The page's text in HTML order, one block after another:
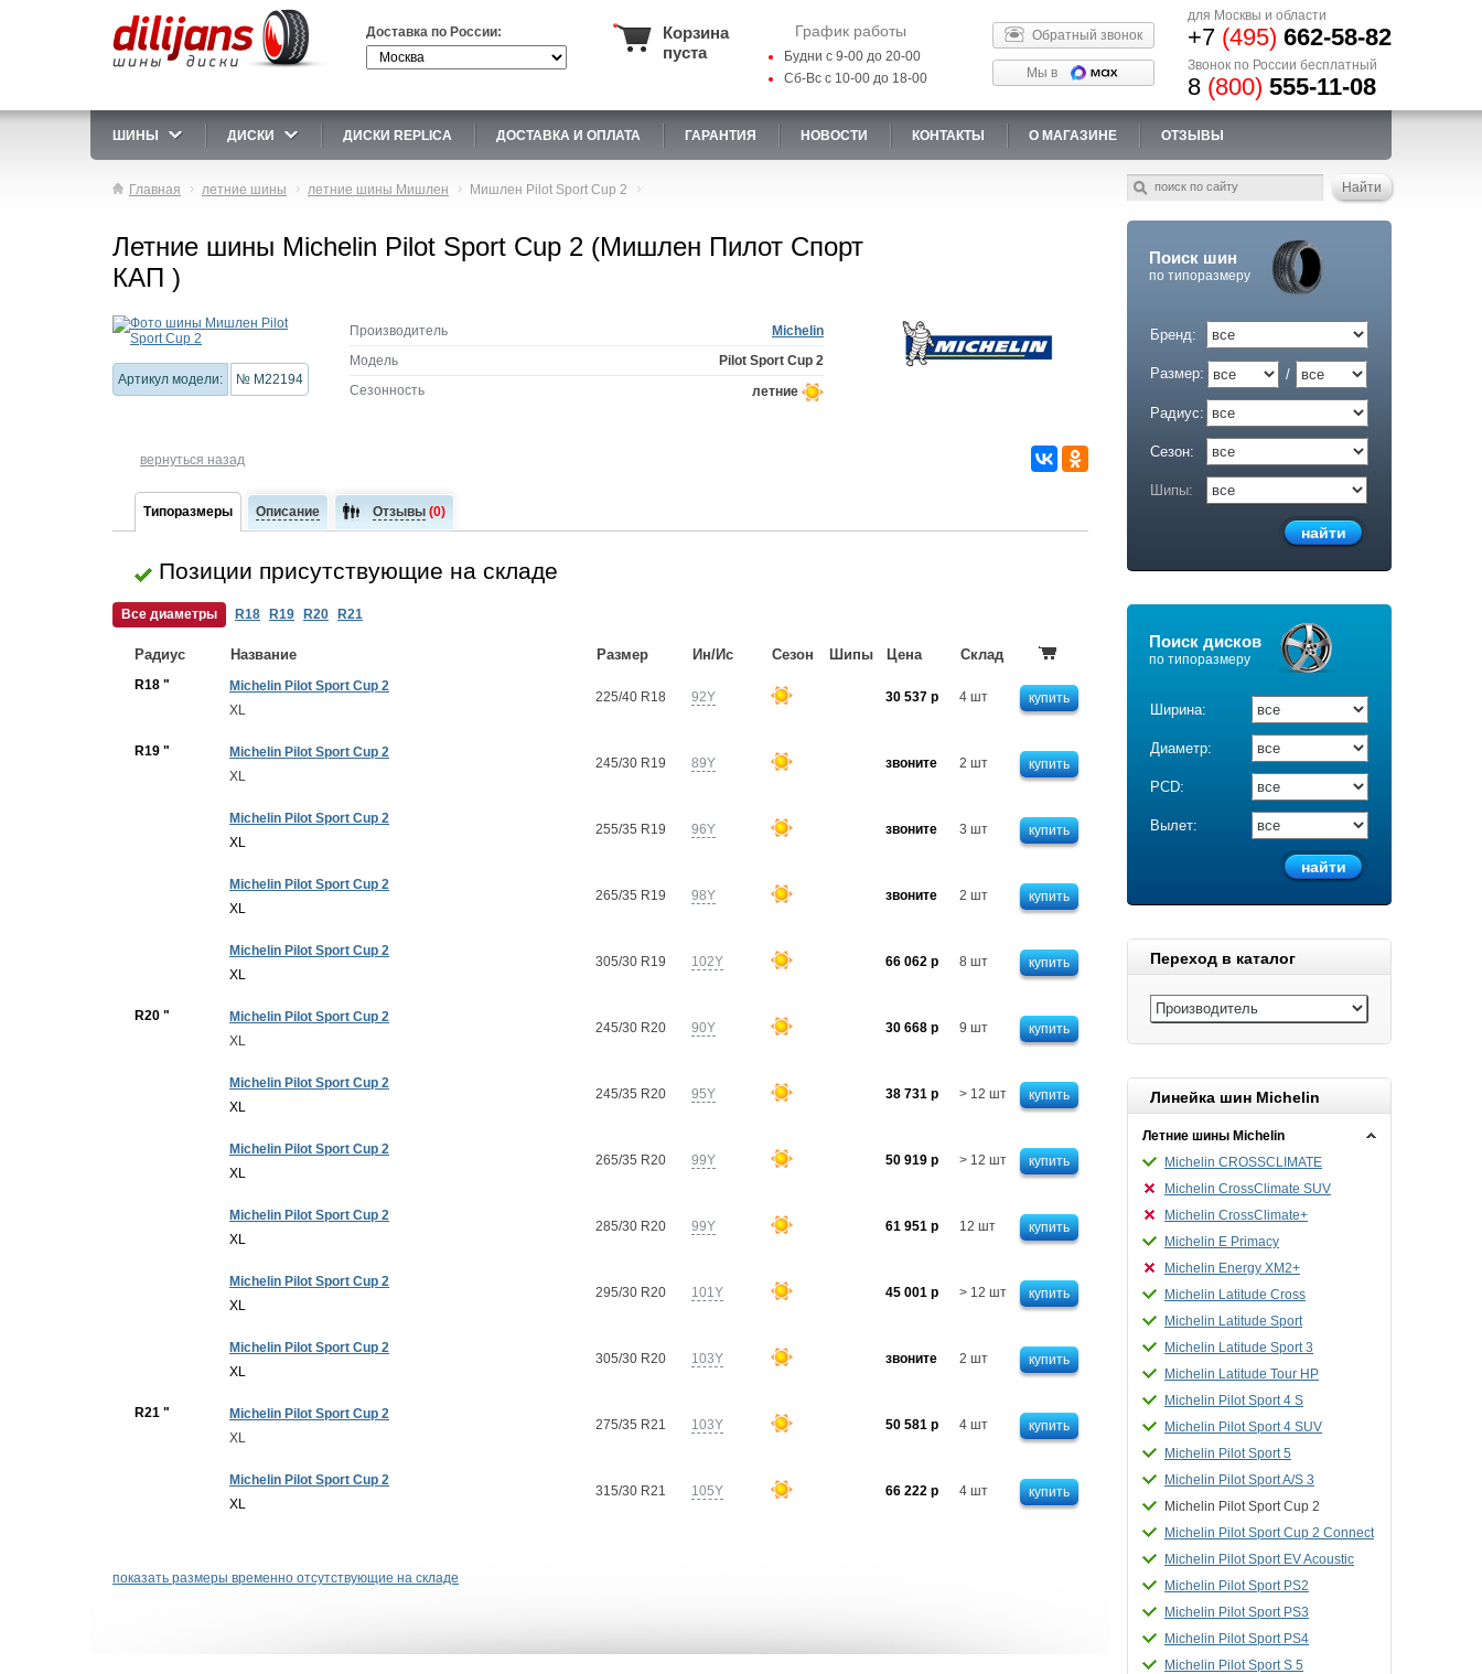
Доставка по России:
Корзина
пуста
График работы
Будни с 9-00 до 20-00
Сб-Вс с 10-00 до 18-00
Обратный звонок
Мы в
для Москвы и области
+7 (495) 662-58-82
Звонок по России бесплатный
8 (800) 555-11-08
ШИНЫ ДИСКИ ДИСКИ REPLICA ДОСТАВКА И ОПЛАТА ГАРАНТИЯ НОВОСТИ КОНТАКТЫ О МАГАЗИНЕ ОТЗЫВЫ
Главная летние шины летние шины Мишлен Мишлен Pilot Sport Cup 2
Поиск шин
по типоразмеру
Бренд:
Размер: /
Радиус:
Сезон:
Шипы:
Поиск дисков
по типоразмеру
Ширина:
Диаметр:
PCD:
Вылет:
Переход в каталог
Линейка шин Michelin
Летние шины Michelin
Michelin CROSSCLIMATE
Michelin CrossClimate SUV
Michelin CrossClimate+
Michelin E Primacy
Michelin Energy XM2+
Michelin Latitude Cross
Michelin Latitude Sport
Michelin Latitude Sport 3
Michelin Latitude Tour HP
Michelin Pilot Sport 4 S
Michelin Pilot Sport 4 SUV
Michelin Pilot Sport 5
Michelin Pilot Sport A/S 3
Michelin Pilot Sport Cup 2
Michelin Pilot Sport Cup 2 Connect
Michelin Pilot Sport EV Acoustic
Michelin Pilot Sport PS2
Michelin Pilot Sport PS3
Michelin Pilot Sport PS4
Michelin Pilot Sport S 5
Летние шины Michelin Pilot Sport Cup 2 (Мишлен Пилот Спорт
КАП )
Артикул модели: № M22194
Производитель
Michelin
Модель
Pilot Sport Cup 2
Сезонность
летние
вернуться назад
Типоразмеры Описание Отзывы (0)
Позиции присутствующие на складе
Все диаметры R18 R19 R20 R21
Радиус Название Размер Ин/Ис Сезон Шипы Цена Склад
R18 "
Michelin Pilot Sport Cup 2
XL
225/40 R18 92Y 30 537 р 4 шт купить
R19 "
Michelin Pilot Sport Cup 2
XL
245/30 R19 89Y звоните 2 шт купить
Michelin Pilot Sport Cup 2
XL
255/35 R19 96Y звоните 3 шт купить
Michelin Pilot Sport Cup 2
XL
265/35 R19 98Y звоните 2 шт купить
Michelin Pilot Sport Cup 2
XL
305/30 R19 102Y 66 062 р 8 шт купить
R20 "
Michelin Pilot Sport Cup 2
XL
245/30 R20 90Y 30 668 р 9 шт купить
Michelin Pilot Sport Cup 2
XL
245/35 R20 95Y 38 731 р > 12 шт купить
Michelin Pilot Sport Cup 2
XL
265/35 R20 99Y 50 919 р > 12 шт купить
Michelin Pilot Sport Cup 2
XL
285/30 R20 99Y 61 951 р 12 шт купить
Michelin Pilot Sport Cup 2
XL
295/30 R20 101Y 45 001 р > 12 шт купить
Michelin Pilot Sport Cup 2
XL
305/30 R20 103Y звоните 2 шт купить
R21 "
Michelin Pilot Sport Cup 2
XL
275/35 R21 103Y 50 581 р 4 шт купить
Michelin Pilot Sport Cup 2
XL
315/30 R21 105Y 66 222 р 4 шт купить
показать размеры временно отсутствующие на складе